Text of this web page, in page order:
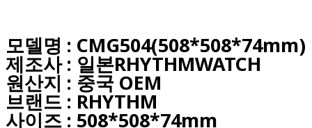
모델명 : CMG504(508*508*74mm)
제조사 : 일본RHYTHMWATCH
원산지 : 중국 OEM
브랜드 : RHYTHM
사이즈 : 508*508*74mm